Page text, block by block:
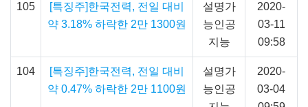
105
[특징주]한국전력, 전일 대비
약 3.18% 하락한 2만 1300원
설명가
능인공
지능
2020-
03-11
09:58
104
[특징주]한국전력, 전일 대비
약 0.47% 하락한 2만 1100원
설명가
능인공
2020-
03-04